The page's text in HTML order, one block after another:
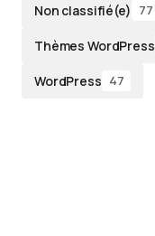
Non classifié(e) 77
Thèmes WordPress
WordPress 47